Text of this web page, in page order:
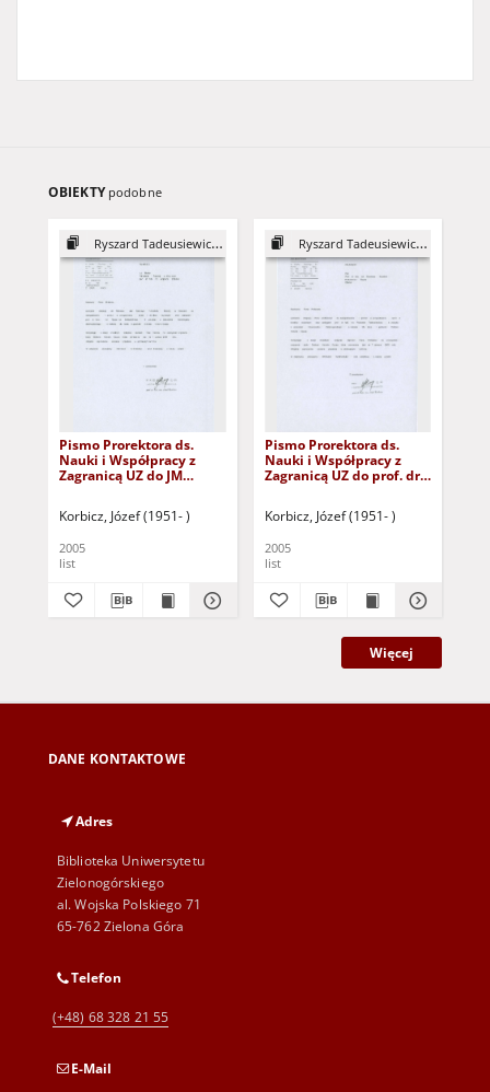
OBIEKTY podobne
Ryszard Tadeusiewicz - DHC
Pismo Prorektora ds.
Nauki i Współpracy z
Zagranicą UZ do JM
podziękowaniem za
w przygotowaniu opinii o
dorobku naukowym i
inż. Ryszarda
Tadeusiewicza
Korbicz, Józef (1951- )
2005
list
Ryszard Tadeusiewicz - DHC
Pismo Prorektora ds.
Nauki i Współpracy z
Zagranicą UZ do prof. dr.
podziękowaniem za
w przygotowaniu opinii o
dorobku naukowym i
inż. Ryszarda
Tadeusiewicza
Korbicz, Józef (1951- )
2005
list
Więcej
DANE KONTAKTOWE
Adres
Biblioteka Uniwersytetu
Zielonogórskiego
al. Wojska Polskiego 71
65-762 Zielona Góra
Telefon
(+48) 68 328 21 55
E-Mail